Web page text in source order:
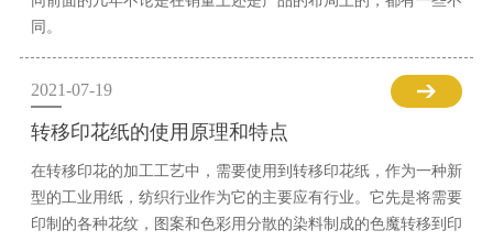
同。
2021-07-19
转移印花纸的使用原理和特点
在转移印花的加工工艺中，需要使用到转移印花纸，作为一种新
型的工业用纸，纺织行业作为它的主要应有行业。它先是将需要
印制的各种花纹，图案和色彩用分散的染料制成的色魔转移到印